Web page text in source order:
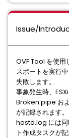
Issue/
OVF Tool を使用
スポートを実行
失敗します。
事象発生時、
Broken pipe お
が記録されます。
hostd.log には同
ト作成タスクが